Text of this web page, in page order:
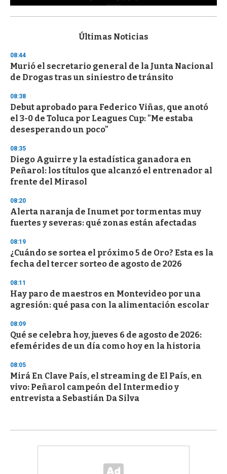
s
d
s
o
f
3
s
c
o
d
s
Últimas Noticias
08:44
Murió el secretario general de la Junta Nacional
de Drogas tras un siniestro de tránsito
08:38
Debut aprobado para Federico Viñas, que anotó
el 3-0 de Toluca por Leagues Cup: "Me estaba
desesperando un poco"
08:35
Diego Aguirre y la estadística ganadora en
Peñarol: los títulos que alcanzó el entrenador al
frente del Mirasol
08:20
Alerta naranja de Inumet por tormentas muy
fuertes y severas: qué zonas están afectadas
08:19
¿Cuándo se sortea el próximo 5 de Oro? Esta es la
fecha del tercer sorteo de agosto de 2026
08:11
Hay paro de maestros en Montevideo por una
agresión: qué pasa con la alimentación escolar
08:09
Qué se celebra hoy, jueves 6 de agosto de 2026:
efemérides de un día como hoy en la historia
08:05
Mirá En Clave País, el streaming de El País, en
vivo: Peñarol campeón del Intermedio y
entrevista a Sebastián Da Silva